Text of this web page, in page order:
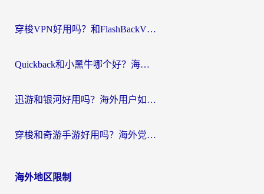
穿梭VPN好用吗？和FlashBackVPN对比哪个回国效果更好？
Quickback和小黑牛哪个好？海外党亲测指南，选对回国加速器秒回国内
迅游和银河好用吗？海外用户如何选择回国加速器实现无缝访问国内资源
穿梭和奇游手游好用吗？海外党亲测3款回国加速器，附蜜蜂加速器七天试用攻略
海外地区限制